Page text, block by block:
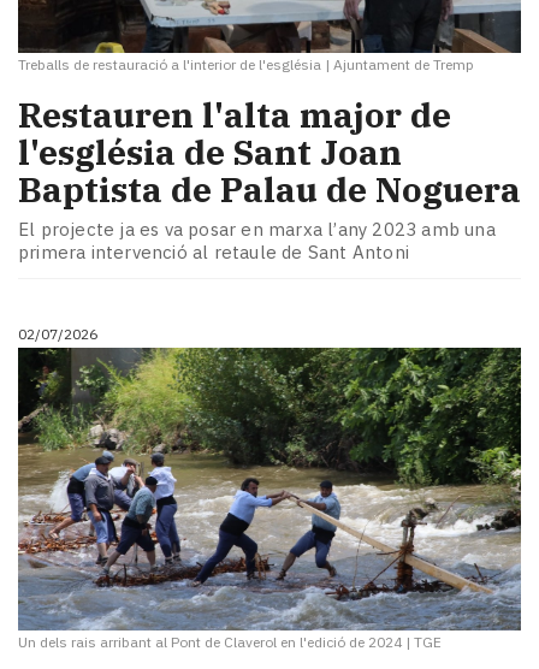
Treballs de restauració a l'interior de l'església | Ajuntament de Tremp
​Restauren l'alta major de
l'església de Sant Joan
Baptista de Palau de Noguera
El projecte ja es va posar en marxa l’any 2023 amb una
primera intervenció al retaule de Sant Antoni
02/07/2026
Un dels rais arribant al Pont de Claverol en l'edició de 2024 | TGE